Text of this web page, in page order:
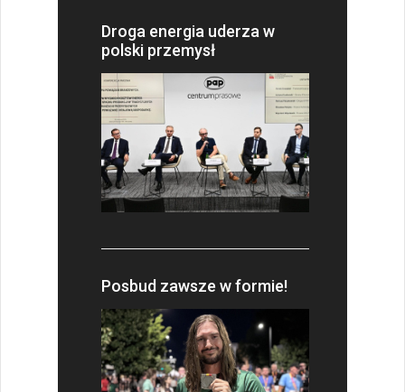
Droga energia uderza w
polski przemysł
Posbud zawsze w formie!